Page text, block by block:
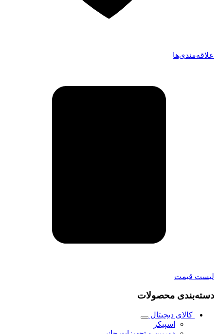
علاقه‌مندی‌ها
لیست قیمت
دسته‌بندی محصولات
کالای دیجیتال
اسپیکر